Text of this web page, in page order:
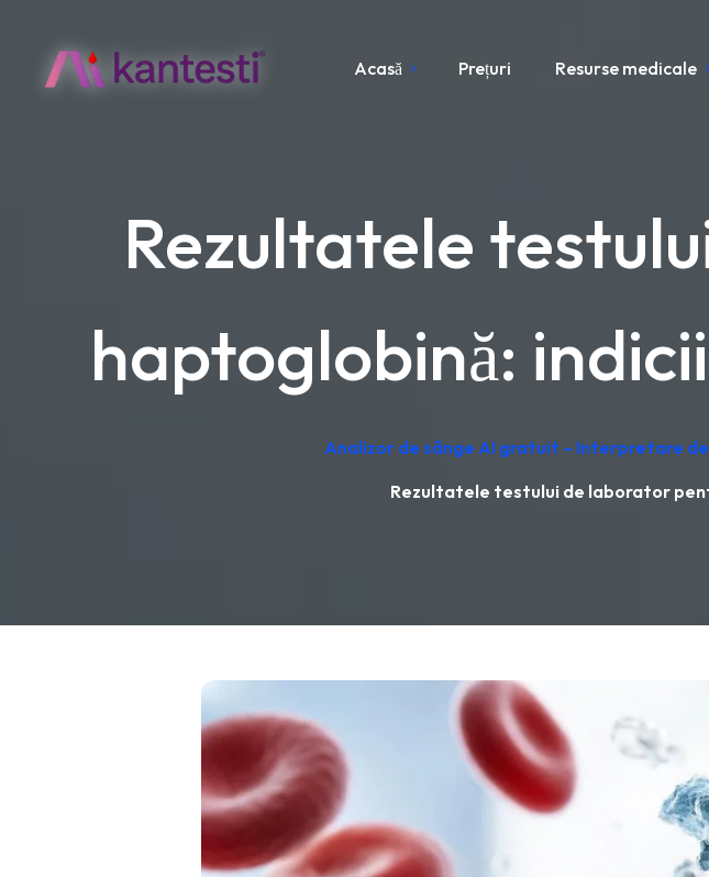
Acasă Prețuri Resurse medicale
Rezultatele
haptoglobină:
Analizor de sânge AI gratuit – Interpretare
Rezultatele testului de laborator